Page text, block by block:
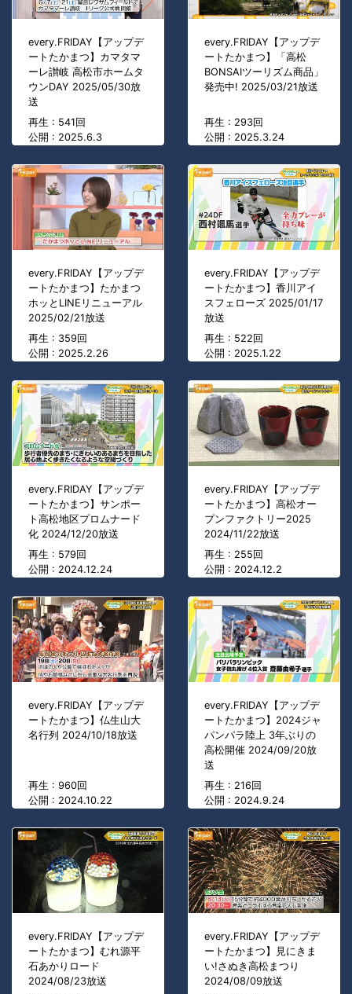
every.FRIDAY【アップデ
ートたかまつ】カマタマ
ーレ讃岐 高松市ホームタ
ウンDAY 2025/05/30放
送
再生 : 541回
公開 : 2025.6.3
every.FRIDAY【アップデ
ートたかまつ】「高松
BONSAIツーリズム商品」
発売中! 2025/03/21放送
再生 : 293回
公開 : 2025.3.24
every.FRIDAY【アップデ
ートたかまつ】たかまつ
ホッとLINEリニューアル
2025/02/21放送
再生 : 359回
公開 : 2025.2.26
every.FRIDAY【アップデ
ートたかまつ】香川アイ
スフェローズ 2025/01/17
放送
再生 : 522回
公開 : 2025.1.22
every.FRIDAY【アップデ
ートたかまつ】サンポー
ト高松地区プロムナード
化 2024/12/20放送
再生 : 579回
公開 : 2024.12.24
every.FRIDAY【アップデ
ートたかまつ】高松オー
プンファクトリー2025
2024/11/22放送
再生 : 255回
公開 : 2024.12.2
every.FRIDAY【アップデ
ートたかまつ】仏生山大
名行列 2024/10/18放送
再生 : 960回
公開 : 2024.10.22
every.FRIDAY【アップデ
ートたかまつ】2024ジャ
パンパラ陸上 3年ぶりの
高松開催 2024/09/20放
送
再生 : 216回
公開 : 2024.9.24
every.FRIDAY【アップデ
ートたかまつ】むれ源平
石あかりロード
2024/08/23放送
every.FRIDAY【アップデ
ートたかまつ】見にきま
い!さぬき高松まつり
2024/08/09放送